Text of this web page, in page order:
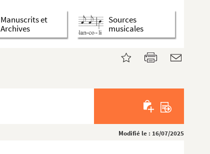
Manuscrits et
Archives
Sources
musicales
Modifié le : 16/07/2025